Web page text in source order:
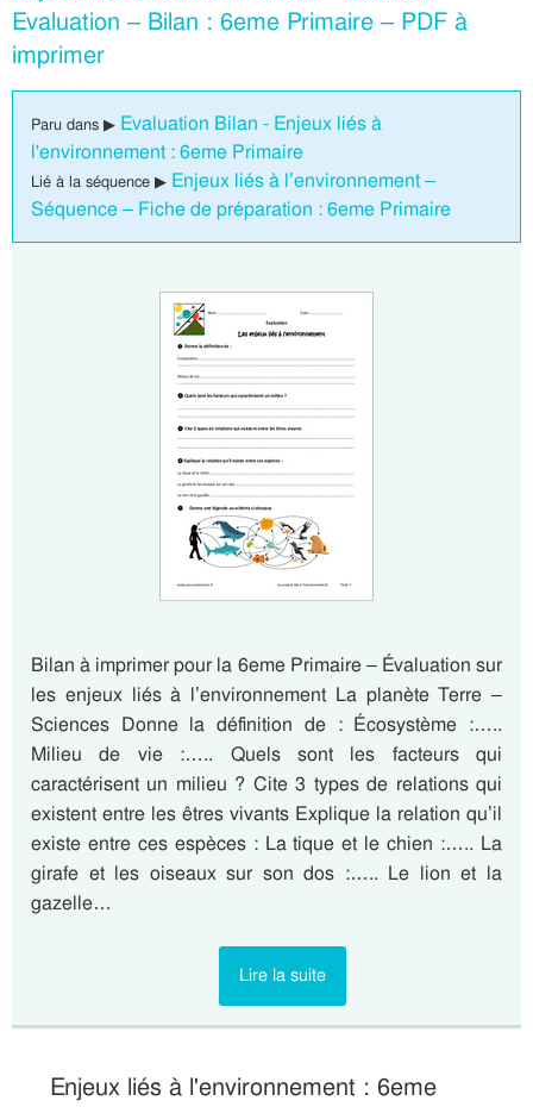
Evaluation – Bilan : 6eme Primaire – PDF à
imprimer
Paru dans ▶ Evaluation Bilan - Enjeux liés à
l'environnement : 6eme Primaire
Lié à la séquence ▶ Enjeux liés à l’environnement –
Séquence – Fiche de préparation : 6eme Primaire
Bilan à imprimer pour la 6eme Primaire – Évaluation sur
les enjeux liés à l’environnement La planète Terre –
Sciences Donne la définition de : Écosystème :…..
Milieu de vie :….. Quels sont les facteurs qui
caractérisent un milieu ? Cite 3 types de relations qui
existent entre les êtres vivants Explique la relation qu’il
existe entre ces espèces : La tique et le chien :….. La
girafe et les oiseaux sur son dos :….. Le lion et la
gazelle…
Lire la suite
Enjeux liés à l'environnement : 6eme